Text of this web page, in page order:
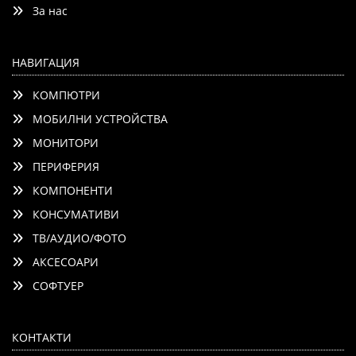
За нас
НАВИГАЦИЯ
КОМПЮТРИ
МОБИЛНИ УСТРОЙСТВА
МОНИТОРИ
ПЕРИФЕРИЯ
КОМПОНЕНТИ
КОНСУМАТИВИ
ТВ/АУДИО/ФОТО
АКСЕСОАРИ
СОФТУЕР
КОНТАКТИ